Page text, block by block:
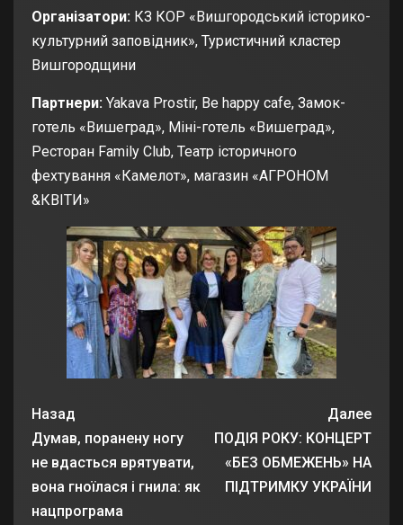
Організатори: КЗ КОР «Вишгородський історико-
культурний заповідник», Туристичний кластер
Вишгородщини
Партнери: Yakava Prostir, Be happy cafe, Замок-
готель «Вишеград», Міні-готель «Вишеград»,
Ресторан Family Club, Театр історичного
фехтування «Камелот», магазин «АГРОНОМ
&КВІТИ»
Назад
Думав, поранену ногу
не вдасться врятувати,
вона гноїлася і гнила: як
нацпрограма
Далее
ПОДІЯ РОКУ: КОНЦЕРТ
«БЕЗ ОБМЕЖЕНЬ» НА
ПІДТРИМКУ УКРАЇНИ